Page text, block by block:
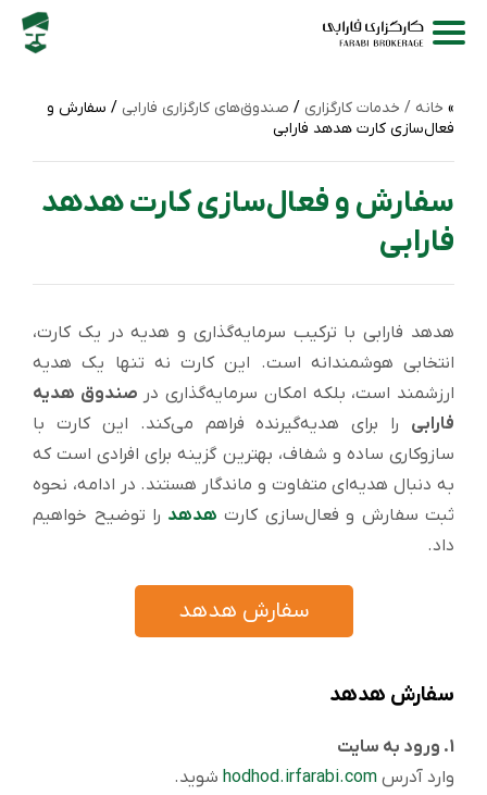
خانه / خدمات کارگزاری / صندوق‌های کارگزاری فارابی / سفارش و
فعال‌سازی کارت هدهد فارابی
سفارش و فعال‌سازی کارت هدهد
فارابی
هدهد فارابی با ترکیب سرمایه‌گذاری و هدیه در یک کارت،
انتخابی هوشمندانه است. این کارت نه‌ تنها یک هدیه
ارزشمند است، بلکه امکان سرمایه‌گذاری در صندوق هدیه
فارابی را برای هدیه‌گیرنده فراهم می‌کند. این کارت با
سازوکاری ساده و شفاف، بهترین گزینه برای افرادی است که
به دنبال هدیه‌ای متفاوت و ماندگار هستند. در ادامه، نحوه
ثبت سفارش و فعال‌سازی کارت هدهد را توضیح خواهیم
داد.
سفارش هدهد
سفارش هدهد
1. ورود به سایت
وارد آدرس hodhod.irfarabi.com شوید.